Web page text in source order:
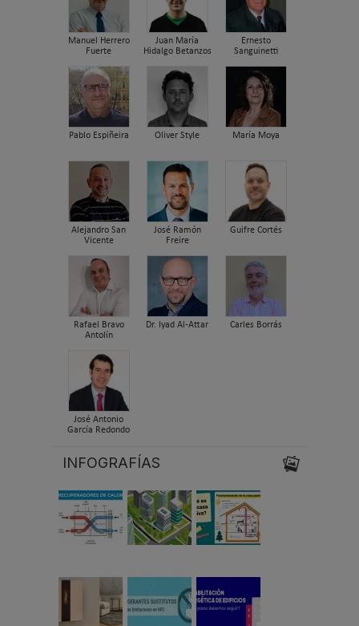
Manuel Herrero
Fuerte
Juan María
Hidalgo Betanzos
Ernesto
Sanguinetti
Pablo Espiñeira Oliver Style María Moya
Alejandro San
Vicente
José Ramón
Freire
Guifre Cortés
Rafael Bravo
Antolín
Dr. Iyad Al-Attar Carles Borrás
José Antonio
García Redondo
INFOGRAFÍAS